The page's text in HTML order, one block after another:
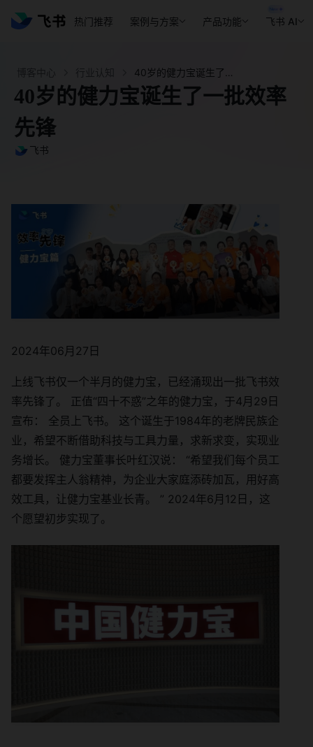
热门推荐 案例与方案 产品功能 飞书 AI
40岁的健力宝诞生了一批效率
先锋
飞书
2024年06月27日
上线飞书仅一个半月的健力宝，已经涌现出一批飞书效
率先锋了。 正值“四十不惑”之年的健力宝，于4月29日
宣布： 全员上飞书。 这个诞生于1984年的老牌民族企
业，希望不断借助科技与工具力量，求新求变，实现业
务增长。 健力宝董事长叶红汉说： “希望我们每个员工
都要发挥主人翁精神，为企业大家庭添砖加瓦，用好高
效工具，让健力宝基业长青。 ” 2024年6月12日，这
个愿望初步实现了。